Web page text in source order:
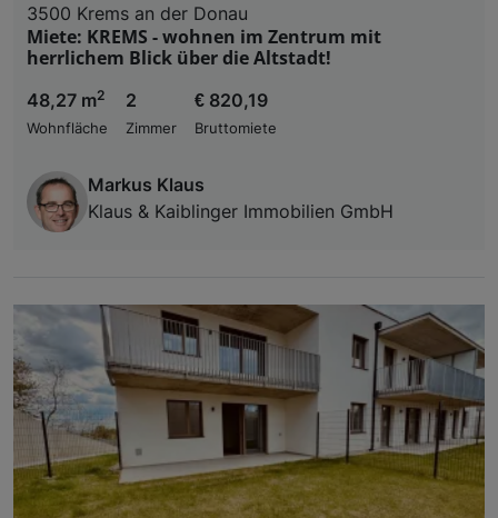
3500 Krems an der Donau
Miete: KREMS - wohnen im Zentrum mit
herrlichem Blick über die Altstadt!
48,27 m2
Wohnfläche
2
Zimmer
€ 820,19
Bruttomiete
Markus Klaus
Klaus & Kaiblinger Immobilien GmbH